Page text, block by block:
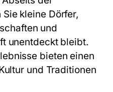
kleine Dörfer,
und
unentdeckt bleibt.
bieten einen
und Traditionen